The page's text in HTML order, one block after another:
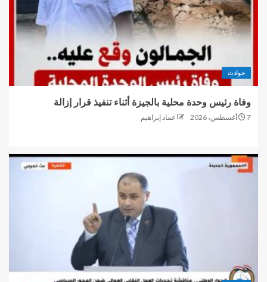
حوادث
وفاة رئيس وحدة محلية بالجيزة أثناء تنفيذ قرار إزالة
7 أغسطس، 2026 عماد إبراهيم